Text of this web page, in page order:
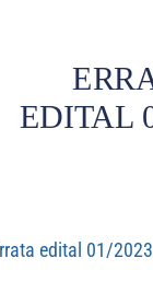
edital 01/2023